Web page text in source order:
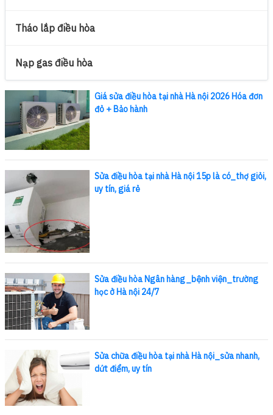
Tháo lắp điều hòa
Nạp gas điều hòa
Giá sửa điều hòa tại nhà Hà nội 2026 Hóa đơn
đỏ + Bảo hành
Sửa điều hòa tại nhà Hà nội 15p là có_thợ giỏi,
uy tín, giá rẻ
Sửa điều hòa Ngân hàng_bệnh viện_trường
học ở Hà nội 24/7
Sửa chữa điều hòa tại nhà Hà nội_sửa nhanh,
dứt điểm, uy tín